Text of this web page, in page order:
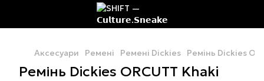
Аксесуари Ремені Ремені Dickies Ремінь Dickies
Ремінь Dickies ORCUTT Khaki